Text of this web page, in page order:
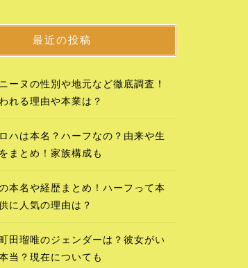
最近の投稿
ーヌの性別や地元など徹底調査！
れる理由や本業は？
ハは本名？ハーフなの？由来や生
まとめ！家族構成も
本名や経歴まとめ！ハーフって本
に人気の理由は？
田瑠唯のジェンダーは？彼女がい
当？現在についても